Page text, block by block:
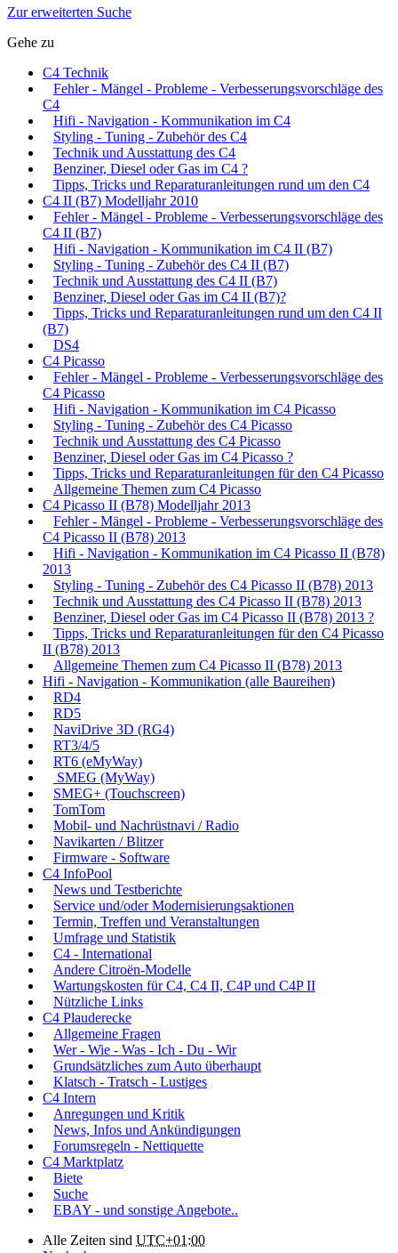
Zur erweiterten Suche
Gehe zu
C4 Technik
Fehler - Mängel - Probleme - Verbesserungsvorschläge des
C4
Hifi - Navigation - Kommunikation im C4
Styling - Tuning - Zubehör des C4
Technik und Ausstattung des C4
Benziner, Diesel oder Gas im C4 ?
Tipps, Tricks und Reparaturanleitungen rund um den C4
C4 II (B7) Modelljahr 2010
Fehler - Mängel - Probleme - Verbesserungsvorschläge des
C4 II (B7)
Hifi - Navigation - Kommunikation im C4 II (B7)
Styling - Tuning - Zubehör des C4 II (B7)
Technik und Ausstattung des C4 II (B7)
Benziner, Diesel oder Gas im C4 II (B7)?
Tipps, Tricks und Reparaturanleitungen rund um den C4 II
(B7)
DS4
C4 Picasso
Fehler - Mängel - Probleme - Verbesserungsvorschläge des
C4 Picasso
Hifi - Navigation - Kommunikation im C4 Picasso
Styling - Tuning - Zubehör des C4 Picasso
Technik und Ausstattung des C4 Picasso
Benziner, Diesel oder Gas im C4 Picasso ?
Tipps, Tricks und Reparaturanleitungen für den C4 Picasso
Allgemeine Themen zum C4 Picasso
C4 Picasso II (B78) Modelljahr 2013
Fehler - Mängel - Probleme - Verbesserungsvorschläge des
C4 Picasso II (B78) 2013
Hifi - Navigation - Kommunikation im C4 Picasso II (B78)
2013
Styling - Tuning - Zubehör des C4 Picasso II (B78) 2013
Technik und Ausstattung des C4 Picasso II (B78) 2013
Benziner, Diesel oder Gas im C4 Picasso II (B78) 2013 ?
Tipps, Tricks und Reparaturanleitungen für den C4 Picasso
II (B78) 2013
Allgemeine Themen zum C4 Picasso II (B78) 2013
Hifi - Navigation - Kommunikation (alle Baureihen)
RD4
RD5
NaviDrive 3D (RG4)
RT3/4/5
RT6 (eMyWay)
SMEG (MyWay)
SMEG+ (Touchscreen)
TomTom
Mobil- und Nachrüstnavi / Radio
Navikarten / Blitzer
Firmware - Software
C4 InfoPool
News und Testberichte
Service und/oder Modernisierungsaktionen
Termin, Treffen und Veranstaltungen
Umfrage und Statistik
C4 - International
Andere Citroën-Modelle
Wartungskosten für C4, C4 II, C4P und C4P II
Nützliche Links
C4 Plauderecke
Allgemeine Fragen
Wer - Wie - Was - Ich - Du - Wir
Grundsätzliches zum Auto überhaupt
Klatsch - Tratsch - Lustiges
C4 Intern
Anregungen und Kritik
News, Infos und Ankündigungen
Forumsregeln - Nettiquette
C4 Marktplatz
Biete
Suche
EBAY - und sonstige Angebote..
Alle Zeiten sind UTC+01:00